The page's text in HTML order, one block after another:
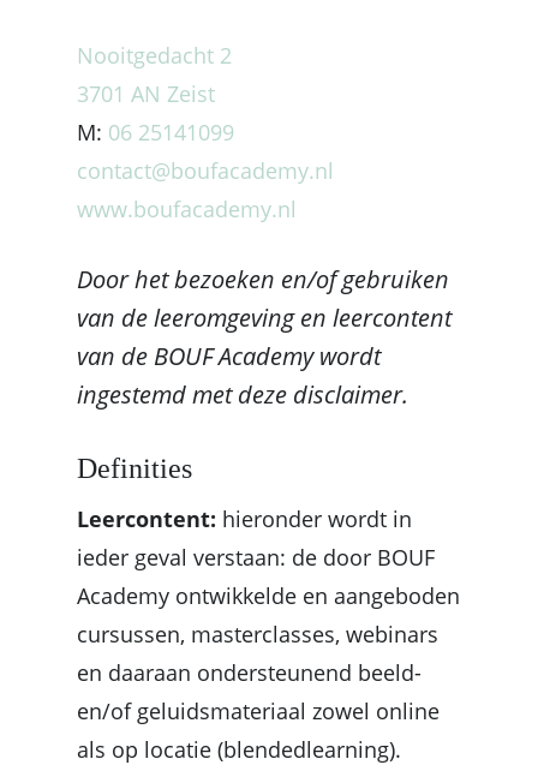
Nooitgedacht 2
3701 AN Zeist
M: 06 25141099
contact@boufacademy.nl
www.boufacademy.nl
Door het bezoeken en/of gebruiken
van de leeromgeving en leercontent
van de BOUF Academy wordt
ingestemd met deze disclaimer.
Definities
Leercontent: ​hieronder wordt in
ieder geval verstaan: de door BOUF
Academy ontwikkelde en aangeboden
cursussen, masterclasses, webinars
en daaraan ondersteunend beeld-
en/of geluidsmateriaal zowel online
als op locatie (blendedlearning).